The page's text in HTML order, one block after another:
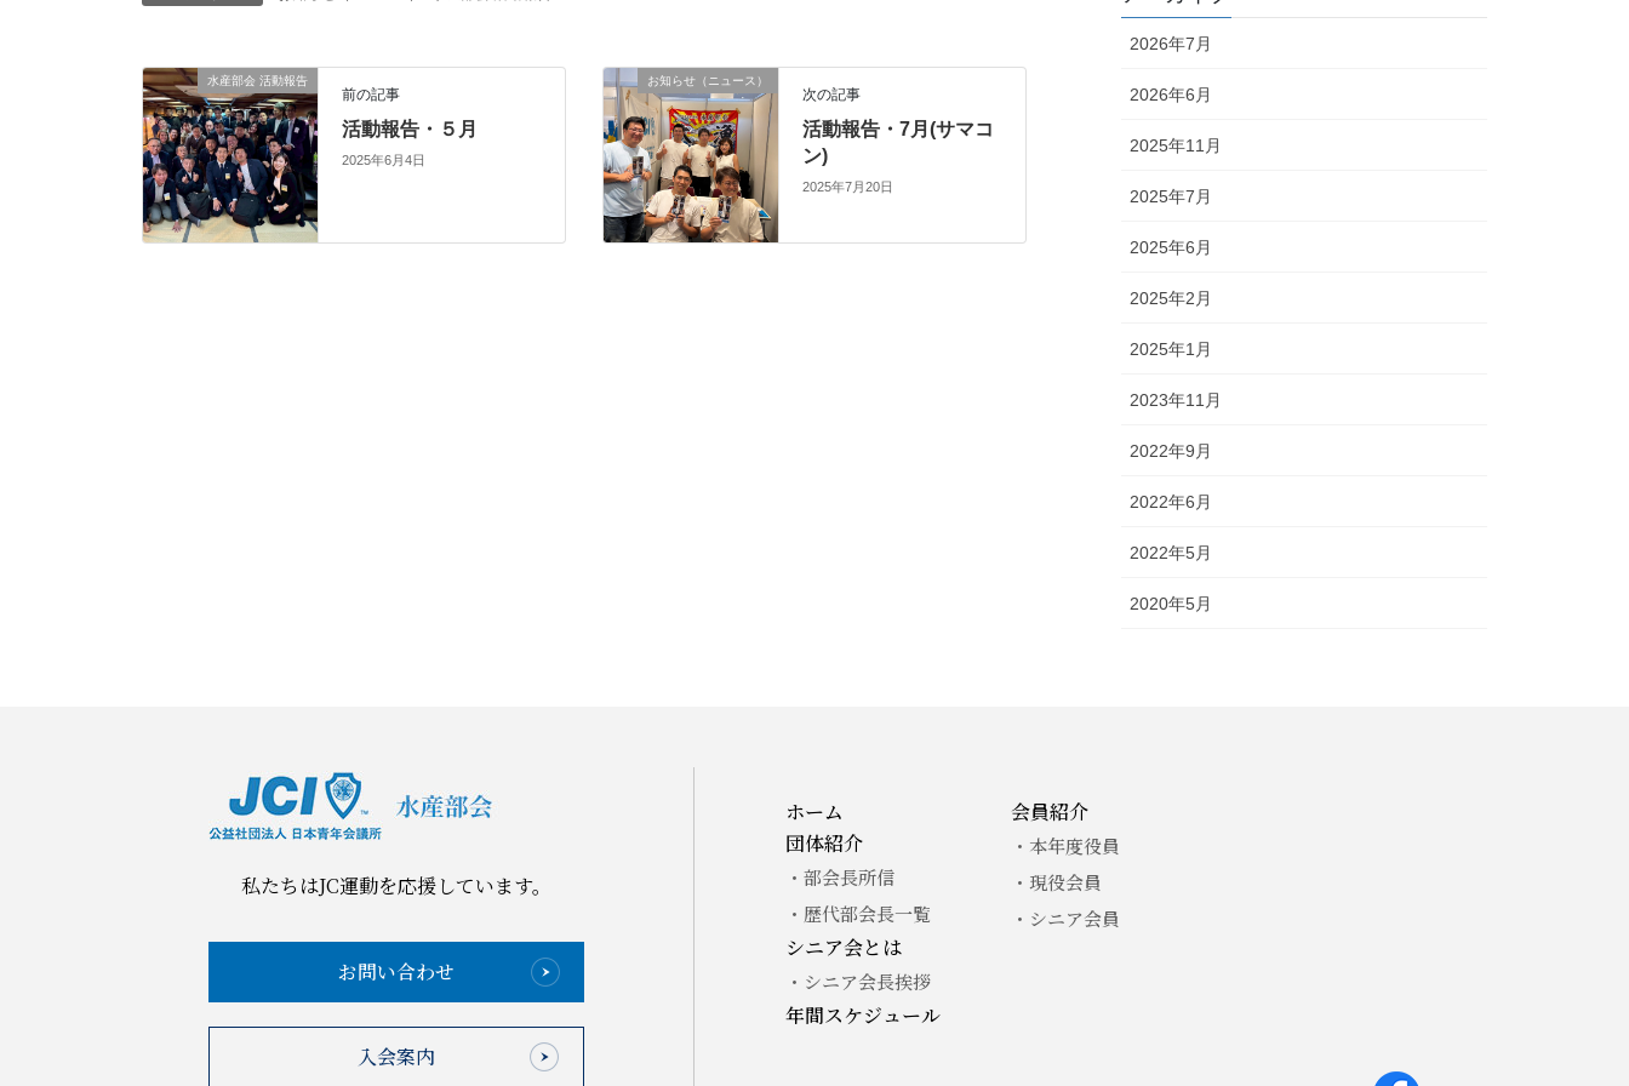
水産部会 活動報告
前の記事
活動報告・５月
2025年6月4日
お知らせ（ニュース）
次の記事
活動報告・7月(サマコ
ン)
2025年7月20日
2026年7月
2026年6月
2025年11月
2025年7月
2025年6月
2025年2月
2025年1月
2023年11月
2022年9月
2022年6月
2022年5月
2020年5月
私たちはJC運動を応援しています。
お問い合わせ
入会案内
ホーム
団体紹介
・部会長所信
・歴代部会長一覧
シニア会とは
・シニア会長挨拶
年間スケジュール
会員紹介
・本年度役員
・現役会員
・シニア会員